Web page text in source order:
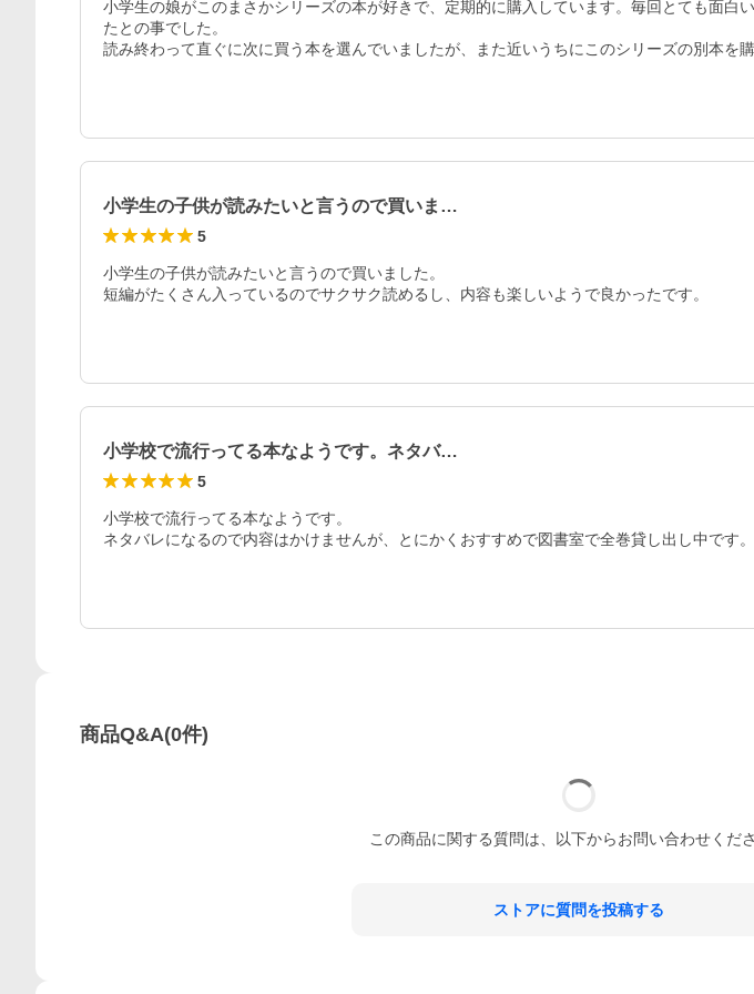
小学生の娘がこのまさかシリーズの本が好きで、定期的に購入しています。毎回とても面白
たとの事でした。
読み終わって直ぐに次に買う本を選んでいましたが、また近いうちにこのシリーズの別本を
小学生の子供が読みたいと言うので買いま…
5
小学生の子供が読みたいと言うので買いました。
短編がたくさん入っているのでサクサク読めるし、内容も楽しいようで良かったです。
小学校で流行ってる本なようです。ネタバ…
5
小学校で流行ってる本なようです。
ネタバレになるので内容はかけませんが、とにかくおすすめで図書室で全巻貸し出し中です。
商品Q&A(0件)
この商品に関する質問は、以下からお問い合わせくださ
ストアに質問を投稿する